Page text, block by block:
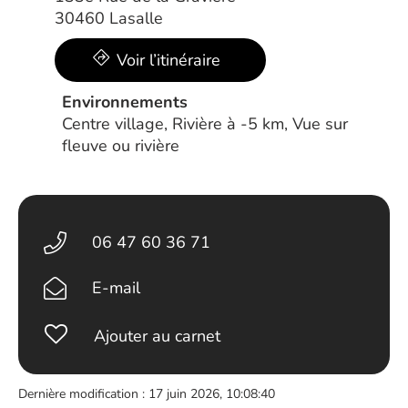
30460 Lasalle
Voir l’itinéraire
Environnements
Centre village, Rivière à -5 km, Vue sur
fleuve ou rivière
06 47 60 36 71
E-mail
Ajouter au carnet
Dernière modification : 17 juin 2026, 10:08:40